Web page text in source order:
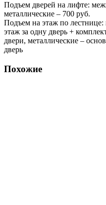
Подъем дверей на лифте:
металлические – 700 руб.
Подъем на этаж по
этаж за одну дверь +
двери, металлические –
дверь
Похожие